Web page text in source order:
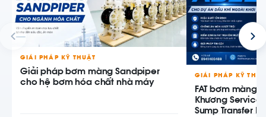
GIẢI PHÁP KỸ THUẬT
Giải pháp bơm màng Sandpiper
cho hệ bơm hóa chất nhà máy
GIẢI PHÁP KỸ
FAT bơm màng
Khương
Sump Transfer